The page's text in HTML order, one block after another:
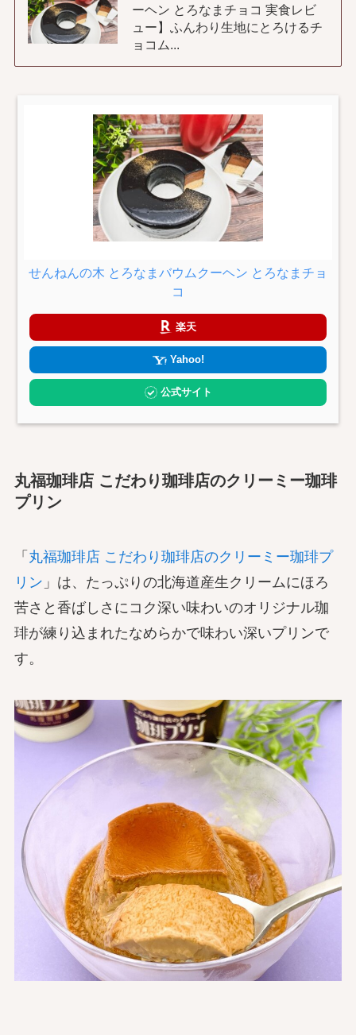
ーヘン とろなまチョコ 実食レビ
ュー】ふんわり生地にとろけるチ
ョコム...
せんねんの木 とろなまバウムクーヘン とろなまチョ
コ
楽天
Yahoo!
公式サイト
丸福珈琲店 こだわり珈琲店のクリーミー珈琲
プリン
「 丸福珈琲店 こだわり珈琲店のクリーミー珈琲プ
リン 」は、たっぷりの北海道産生クリームにほろ
苦さと香ばしさにコク深い味わいのオリジナル珈
琲が練り込まれたなめらかで味わい深いプリンで
す。